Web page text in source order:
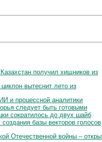
получил хищников из
вытеснит лето из
и процессной аналитики
следует быть готовыми
сократилось до двух шайб
базы векторов голосов
Отечественной войны –